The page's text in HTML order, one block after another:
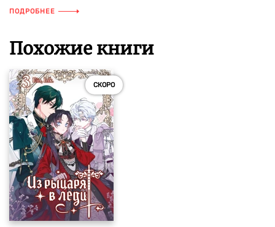
ПОДРОБНЕЕ
Похожие книги
СКОРО